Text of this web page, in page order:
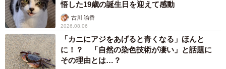
悟した19歳の誕生日を迎えて感動
古川 諭香
2026.08.06
「カニにアジをあげると青くなる」ほんと
に！？ 「自然の染色技術が凄い」と話題に
その理由とは…？